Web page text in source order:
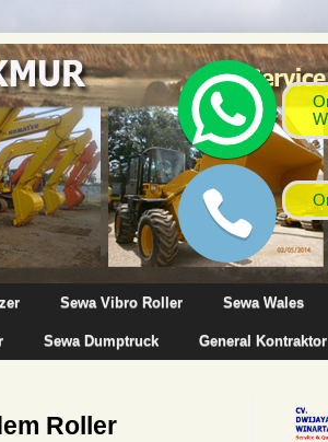
Sewa Vibro Roller Sewa Wales
Sewa Dumptruck General Kontraktor
Roller